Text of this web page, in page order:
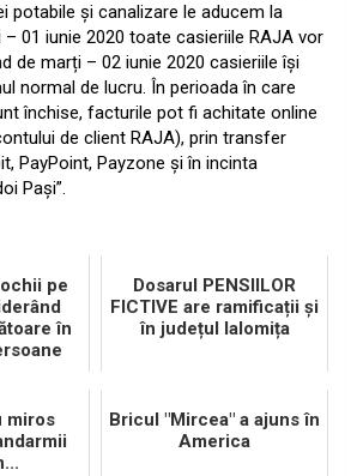
potabile şi canalizare le aducem la
01 iunie 2020 toate casieriile RAJA vor
de marți – 02 iunie 2020 casieriile își
normal de lucru. În perioada în care
închise, facturile pot fi achitate online
de client RAJA), prin transfer
PayPoint, Payzone și în incinta
Pași”.
pe
în
Dosarul PENSIILOR
FICTIVE are ramificații și
în județul Ialomița
miros
Bricul "Mircea" a ajuns în
America